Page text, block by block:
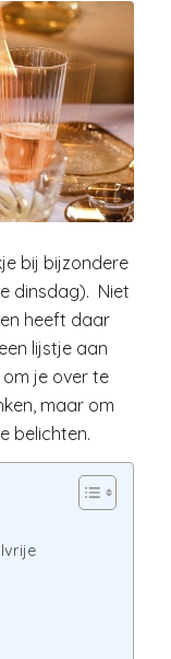
bij bijzondere
dinsdag). Niet
heeft daar
lijstje aan
je over te
maar om
belichten.